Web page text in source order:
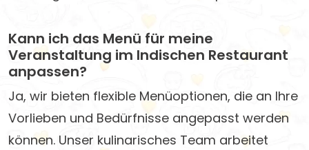
Kann ich das Menü für meine
Veranstaltung im Indischen Restaurant
anpassen?
Ja, wir bieten flexible Menüoptionen, die an Ihre
Vorlieben und Bedürfnisse angepasst werden
können. Unser kulinarisches Team arbeitet